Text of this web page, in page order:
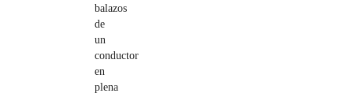
balazos
de
un
conductor
en
plena